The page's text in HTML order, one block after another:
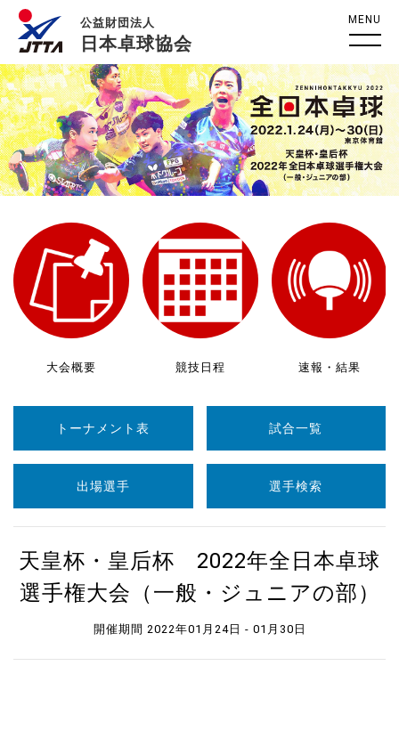
公益財団法人
日本卓球協会
MENU
大会概要 競技日程 速報・結果
トーナメント表 試合一覧
出場選手 選手検索
天皇杯・皇后杯 2022年全日本卓球
選手権大会（一般・ジュニアの部）
開催期間 2022年01月24日 - 01月30日